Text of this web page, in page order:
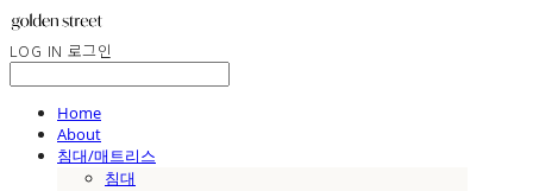
LOG IN 로그인
Home
About
침대/매트리스
침대